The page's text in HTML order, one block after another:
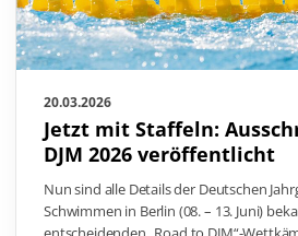
20.03.2026
Jetzt mit Staffeln:
DJM 2026 veröffentlicht
Nun sind alle Details der Deutschen
Schwimmen in Berlin (08. – 13. Juni)